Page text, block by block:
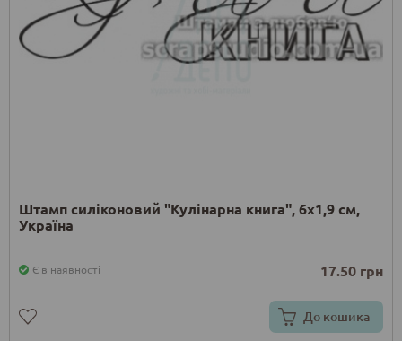
Штамп силіконовий "Кулінарна книга", 6х1,9 см,
Україна
Є в наявності 17.50 грн
До кошика